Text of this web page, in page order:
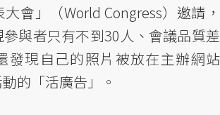
會」（World Congress）邀請，
與者只有不到30人、會議品質差
發現自己的照片被放在主辦網站
的「活廣告」。